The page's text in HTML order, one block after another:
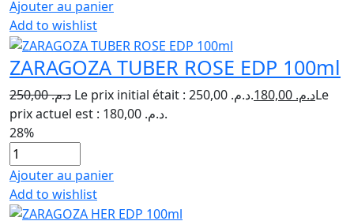
Ajouter au panier
Add to wishlist
ZARAGOZA TUBER ROSE EDP 100ml
د.م.250,00 Le prix initial était : د.م. 250,00. د.م.Le
prix actuel est : د.م. 180,00.
28%
Ajouter au panier
Add to wishlist